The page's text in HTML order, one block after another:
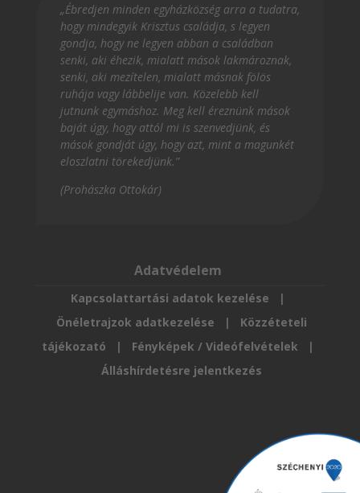
„Ébredjen minden egyházközség arra a tudatra,
hogy mindegyik Krisztus családja, s legyen
gondja, hogy ne legyen abban a családban
senki, aki éhezik, mialatt mások lakmároznak,
senki, aki mezítelen, mialatt másnak fölös
ruhája vagy lábbelije van. Közelebb kell
jutnunk egymáshoz. Meg kell éreznünk mások
baját úgy, hogy attól mi is szenvedjünk, és
mások gondját úgy, hogy azt, mint a magunkét
eloszlatni törekedjünk.”
(Prohászka Ottokár)
Adatvédelem
Kapcsolattartási adatok kezelése |
Önéletrajzok adatkezelése
| Közzéteteli
tájékozató | Fényképek / Videófelvételek |
Álláshírdetésre jelentkezés